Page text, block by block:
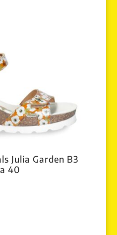
Julia Garden B3
40